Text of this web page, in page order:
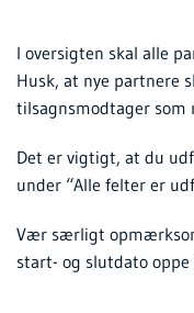
I oversigten skal alle
Husk, at nye partnere
tilsagnsmodtager som
Det er vigtigt, at du
under “Alle felter er
Vær særligt
start- og slutdato